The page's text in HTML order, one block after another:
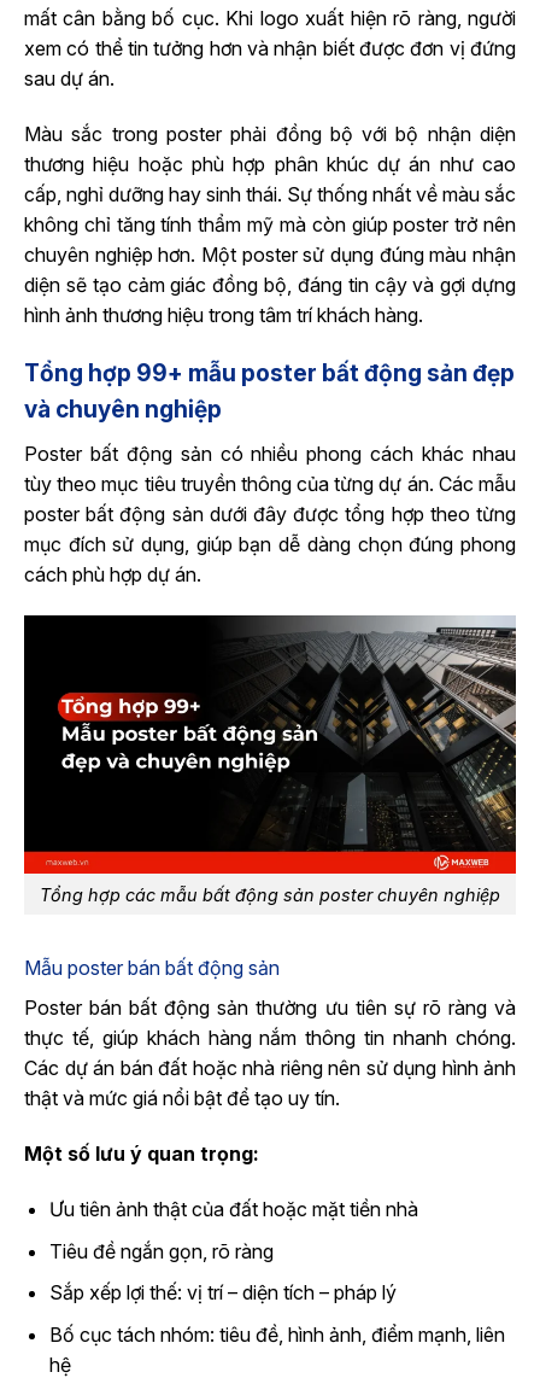
mất cân bằng bố cục. Khi logo xuất hiện rõ ràng, người
xem có thể tin tưởng hơn và nhận biết được đơn vị đứng
sau dự án.
Màu sắc trong poster phải đồng bộ với bộ nhận diện
thương hiệu hoặc phù hợp phân khúc dự án như cao
cấp, nghỉ dưỡng hay sinh thái. Sự thống nhất về màu sắc
không chỉ tăng tính thẩm mỹ mà còn giúp poster trở nên
chuyên nghiệp hơn. Một poster sử dụng đúng màu nhận
diện sẽ tạo cảm giác đồng bộ, đáng tin cậy và gợi dựng
hình ảnh thương hiệu trong tâm trí khách hàng.
Tổng hợp 99+ mẫu poster bất động sản đẹp
và chuyên nghiệp
Poster bất động sản có nhiều phong cách khác nhau
tùy theo mục tiêu truyền thông của từng dự án. Các mẫu
poster bất động sản dưới đây được tổng hợp theo từng
mục đích sử dụng, giúp bạn dễ dàng chọn đúng phong
cách phù hợp dự án.
Tổng hợp các mẫu bất động sản poster chuyên nghiệp
Mẫu poster bán bất động sản
Poster bán bất động sản thường ưu tiên sự rõ ràng và
thực tế, giúp khách hàng nắm thông tin nhanh chóng.
Các dự án bán đất hoặc nhà riêng nên sử dụng hình ảnh
thật và mức giá nổi bật để tạo uy tín.
Một số lưu ý quan trọng:
Ưu tiên ảnh thật của đất hoặc mặt tiền nhà
Tiêu đề ngắn gọn, rõ ràng
Sắp xếp lợi thế: vị trí – diện tích – pháp lý
Bố cục tách nhóm: tiêu đề, hình ảnh, điểm mạnh, liên
hệ